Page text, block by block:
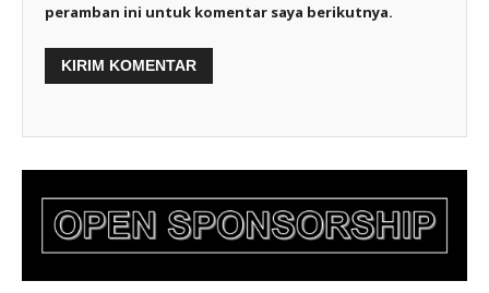
peramban ini untuk komentar saya berikutnya.